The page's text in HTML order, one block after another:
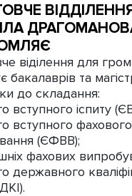
віділення для
бакалаврів та
до складання:
вступного іспиту
вступного фахового
(ЄФВВ);
фахових
державного